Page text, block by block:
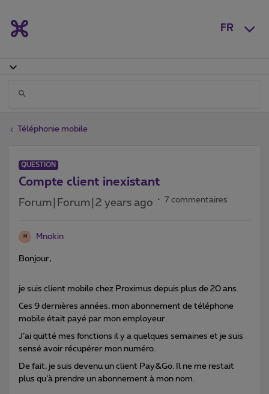
FR
Téléphonie mobile
QUESTION
Compte client inexistant
Forum|Forum|2 years ago 7 commentaires
M Mnokin
Bonjour,
je suis client mobile chez Proximus depuis plus de 20 ans.
Ces 9 dernières années, mon abonnement de téléphone
mobile était payé par mon employeur.
J’ai quitté mes fonctions il y a quelques semaines et je suis
sensé avoir récupérer mon numéro.
De fait, je suis devenu un client Pay&Go. Il ne me restait
plus qu’à prendre un abonnement à mon nom.